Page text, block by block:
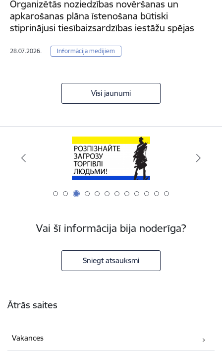
Organizētās noziedzības novēršanas un
apkarošanas plāna īstenošana būtiski
stiprinājusi tiesībaizsardzības iestāžu spējas
28.07.2026. Informācija medijiem
Visi jaunumi
Vai šī informācija bija noderīga?
Sniegt atsauksmi
Ātrās saites
Vakances